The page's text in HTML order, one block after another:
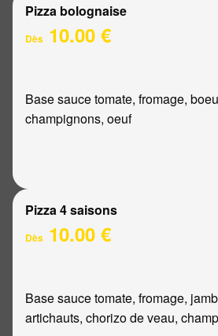
Pizza bolognaise
Dès 10.00 €
Base sauce tomate, fromage,
champignons, oeuf
Pizza 4 saisons
Dès 10.00 €
Base sauce tomate, fromage,
artichauts, chorizo de veau,